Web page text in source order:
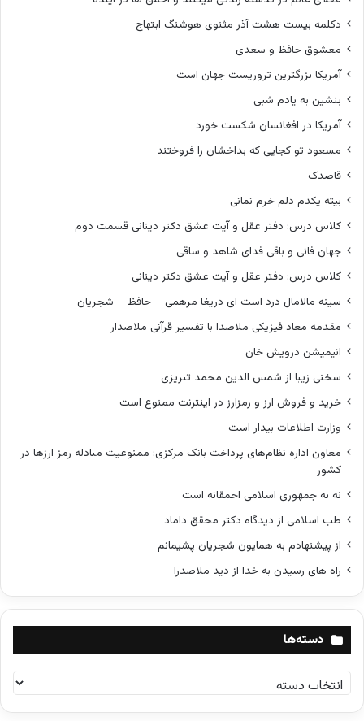
دکلمه بیست هشت آذر مثنوی هوشنگ ابتهاج
معشوق حافظ و سعدی
آمریکا بزرگترین تروریست جهان است
بنشین به یادم شبی
آمریکا در افغانسان شکست خورد
مسعود تو کجایی که بداخشان را فروختند
قاصدک
بیته یکدم دلم خرم نمانی
کلاس درس: دفتر عقل و آیت عشق دکتر دینانی قسمت دوم
جهان فانی و باقی فدای شاهد و ساقی
کلاس درس: دفتر عقل و آیت عشق دکتر دینانی
سینه مالامال درد است ای دریغا مرهمی – حافظ – شجریان
مقدمه معاد فیزیکی ملاصدا با تفسیر قرآنی ملاصدار
انیمیشن درویش خان
سخنی زیبا از شمس الدین محمد تبریزی
خرید و فروش ارز و رمزارز در اینترنت ممنوع است
وزارت اطلاعات بیدار است
معاون اداره نظام‌های پرداخت بانک مرکزی: ممنوعیت مبادله رمز ارزها در
کشور
نه به جمهوری اسلامی احمقانه است
طب اسلامی از دیدگاه دکتر محقق داماد
از پیشنهادم به همایون شجریان پشیمانم
راه های رسیدن به خدا از دید ملاصدرا
دسته‌ها
د
س
ت